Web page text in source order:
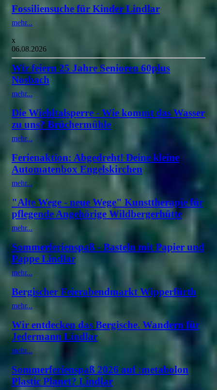
Fossiliensuche für Kinder Lindlar
mehr...
x
06.08.2026
Wir feiern 25 Jahre Senioren 60plus
Nosbach
mehr...
Die Wiehltalsperre - Wie kommt das Wasser
zu uns? Brüchermühle
mehr...
Ferienaktion: Abgedreht! Deine kleine
Automatenbox Engelskirchen
mehr...
"Alte Wege - neue Wege" Kunsttherapie für
pflegende Angehörige Wildbergerhütte
mehr...
Sommerferienspaß - Basteln mit Papier und
Pappe Lindlar
mehr...
Bergischer Feierabendmarkt Wipperfürth
mehr...
Wir entdecken das Bergische. Wandern für
Jedermann Lindlar
mehr...
Sommerferienspaß 2026 auf :metabolon
Plastic Planet? Lindlar